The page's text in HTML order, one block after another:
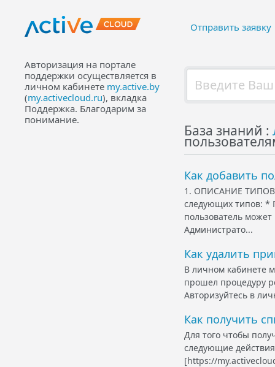
Отправить заявку
Авторизация на портале
поддержки осуществляется в
личном кабинете my.active.by
(my.activecloud.ru), вкладка
Поддержка. Благодарим за
понимание.
База знаний :
Как добавить
1. ОПИСАНИЕ ТИПОВ
следующих типов: *
пользователь
Администрато...
Как удалить
В личном кабинете
прошел процедуру
Авторизуйтесь в
Как получить
Для того чтобы
следующие
[https://